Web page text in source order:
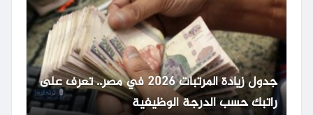
جدول زيادة المرتبات 2026 في مصر.. تعرف على
راتبك حسب الدرجة الوظيفية